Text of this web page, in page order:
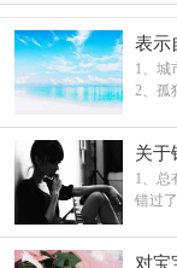
表示
就不
1、城
2、孤
关于
错过
1、总
错过了
对宝